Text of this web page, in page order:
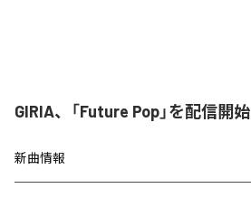
GIRIA、「Future Pop」を配信開始
新曲情報